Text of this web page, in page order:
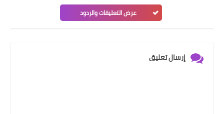
عرض التعليقات والردود
إرسال تعليق